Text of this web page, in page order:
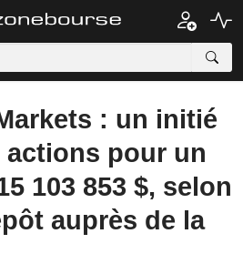
: un initié
pour un
103 853 $, selon
auprès de la